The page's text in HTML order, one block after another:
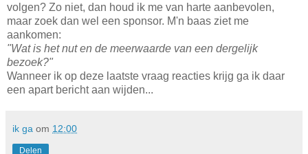
volgen? Zo niet, dan houd ik me van harte aanbevolen,
maar zoek dan wel een sponsor. M'n baas ziet me
aankomen:
"Wat is het nut en de meerwaarde van een dergelijk
bezoek?"
Wanneer ik op deze laatste vraag reacties krijg ga ik daar
een apart bericht aan wijden...
ik ga om 12:00
Delen